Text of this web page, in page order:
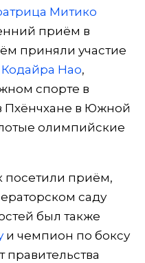
Митико
приём в
приняли участие
Кодайра Нао,
спорте в
Пхёнчхане в Южной
олимпийские
посетили приём,
саду
был также
и чемпион по боксу